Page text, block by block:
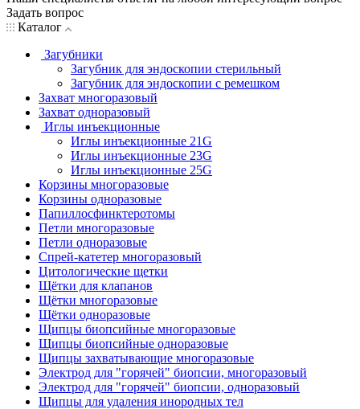
Задать вопрос
Каталог
Загубники
Загубник для эндоскопии стерильный
Загубник для эндоскопии с ремешком
Захват многоразовый
Захват одноразовый
Иглы инъекционные
Иглы инъекционные 21G
Иглы инъекционные 23G
Иглы инъекционные 25G
Корзины многоразовые
Корзины одноразовые
Папиллосфинктеротомы
Петли многоразовые
Петли одноразовые
Спрей-катетер многоразовый
Цитологические щетки
Щётки для клапанов
Щётки многоразовые
Щётки одноразовые
Щипцы биопсийные многоразовые
Щипцы биопсийные одноразовые
Щипцы захватывающие многоразовые
Электрод для "горячей" биопсии, многоразовый
Электрод для "горячей" биопсии, одноразовый
Щипцы для удаления инородных тел